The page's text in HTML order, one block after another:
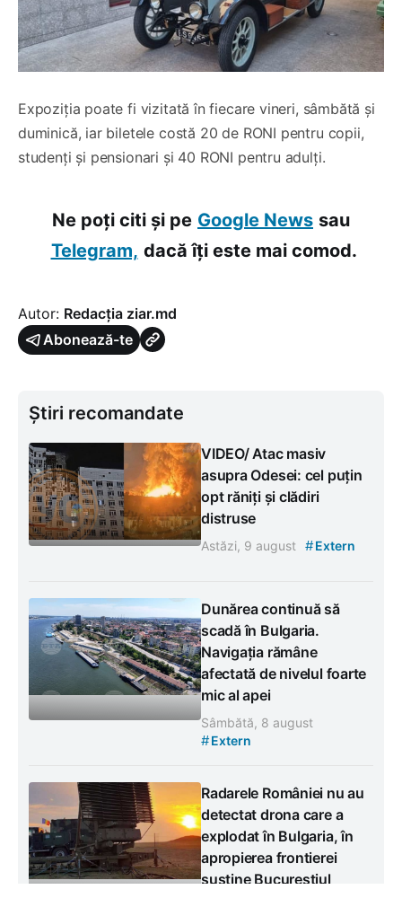
Expoziția poate fi vizitată în fiecare vineri, sâmbătă și
duminică, iar biletele costă 20 de RONI pentru copii,
studenți și pensionari și 40 RONI pentru adulți.
Ne poți citi și pe Google News sau
Telegram, dacă îți este mai comod.
Autor: Redacția ziar.md
Abonează-te
Știri recomandate
VIDEO/ Atac masiv
asupra Odesei: cel puțin
opt răniți și clădiri
distruse
Astăzi, 9 august #Extern
Dunărea continuă să
scadă în Bulgaria.
Navigația rămâne
afectată de nivelul foarte
mic al apei
Sâmbătă, 8 august
#Extern
Radarele României nu au
detectat drona care a
explodat în Bulgaria, în
apropierea frontierei
susține Bucureștiul